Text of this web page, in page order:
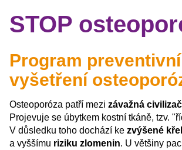
STOP
Program
vyšetření
Osteoporóza patří mezi závažná
Projevuje se úbytkem kostní tkáně, tzv.
V důsledku toho dochází ke zvýšené
a vyššímu riziku zlomenin. U většiny